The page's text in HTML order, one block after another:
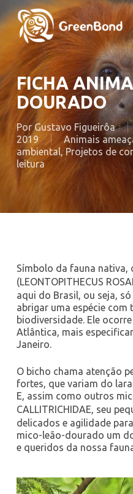
to
main
content
FICHA
DOURADO
Por Gustavo Figueirôa
2019
Animais
ambiental,Projetos de
leitura
Símbolo da fauna
(LEONTOPITHECUS
aqui do Brasil, ou seja,
abrigar uma espécie com
biodiversidade. Ele
Atlântica, mais
Janeiro.
O bicho chama atenção
fortes, que variam do
E, assim como outros
CALLITRICHIDAE, seu
delicados e agilidade
mico-leão-dourado um
e queridos da nossa